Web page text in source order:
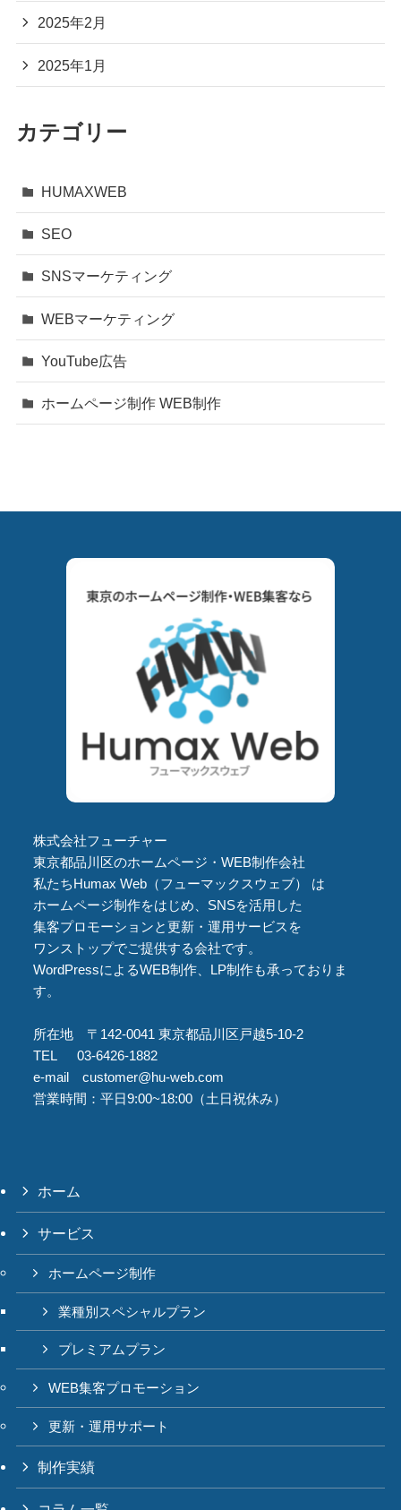
2025年2月
2025年1月
カテゴリー
HUMAXWEB
SEO
SNSマーケティング
WEBマーケティング
YouTube広告
ホームページ制作 WEB制作
株式会社フューチャー
東京都品川区のホームページ・WEB制作会社
私たちHumax Web（フューマックスウェブ） は
ホームページ制作をはじめ、SNSを活用した
集客プロモーションと更新・運用サービスを
ワンストップでご提供する会社です。
WordPressによるWEB制作、LP制作も承っておりま
す。
所在地 〒142-0041 東京都品川区戸越5-10-2
TEL 03-6426-1882
e-mail customer@hu-web.com
営業時間：平日9:00~18:00（土日祝休み）
ホーム
サービス
ホームページ制作
業種別スペシャルプラン
プレミアムプラン
WEB集客プロモーション
更新・運用サポート
制作実績